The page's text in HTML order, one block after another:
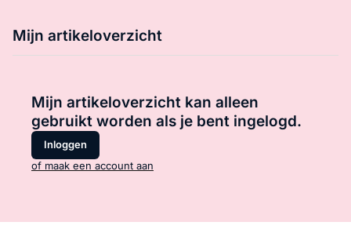
Mijn artikeloverzicht
Mijn artikeloverzicht kan alleen
gebruikt worden als je bent ingelogd.
Inloggen
of maak een account aan